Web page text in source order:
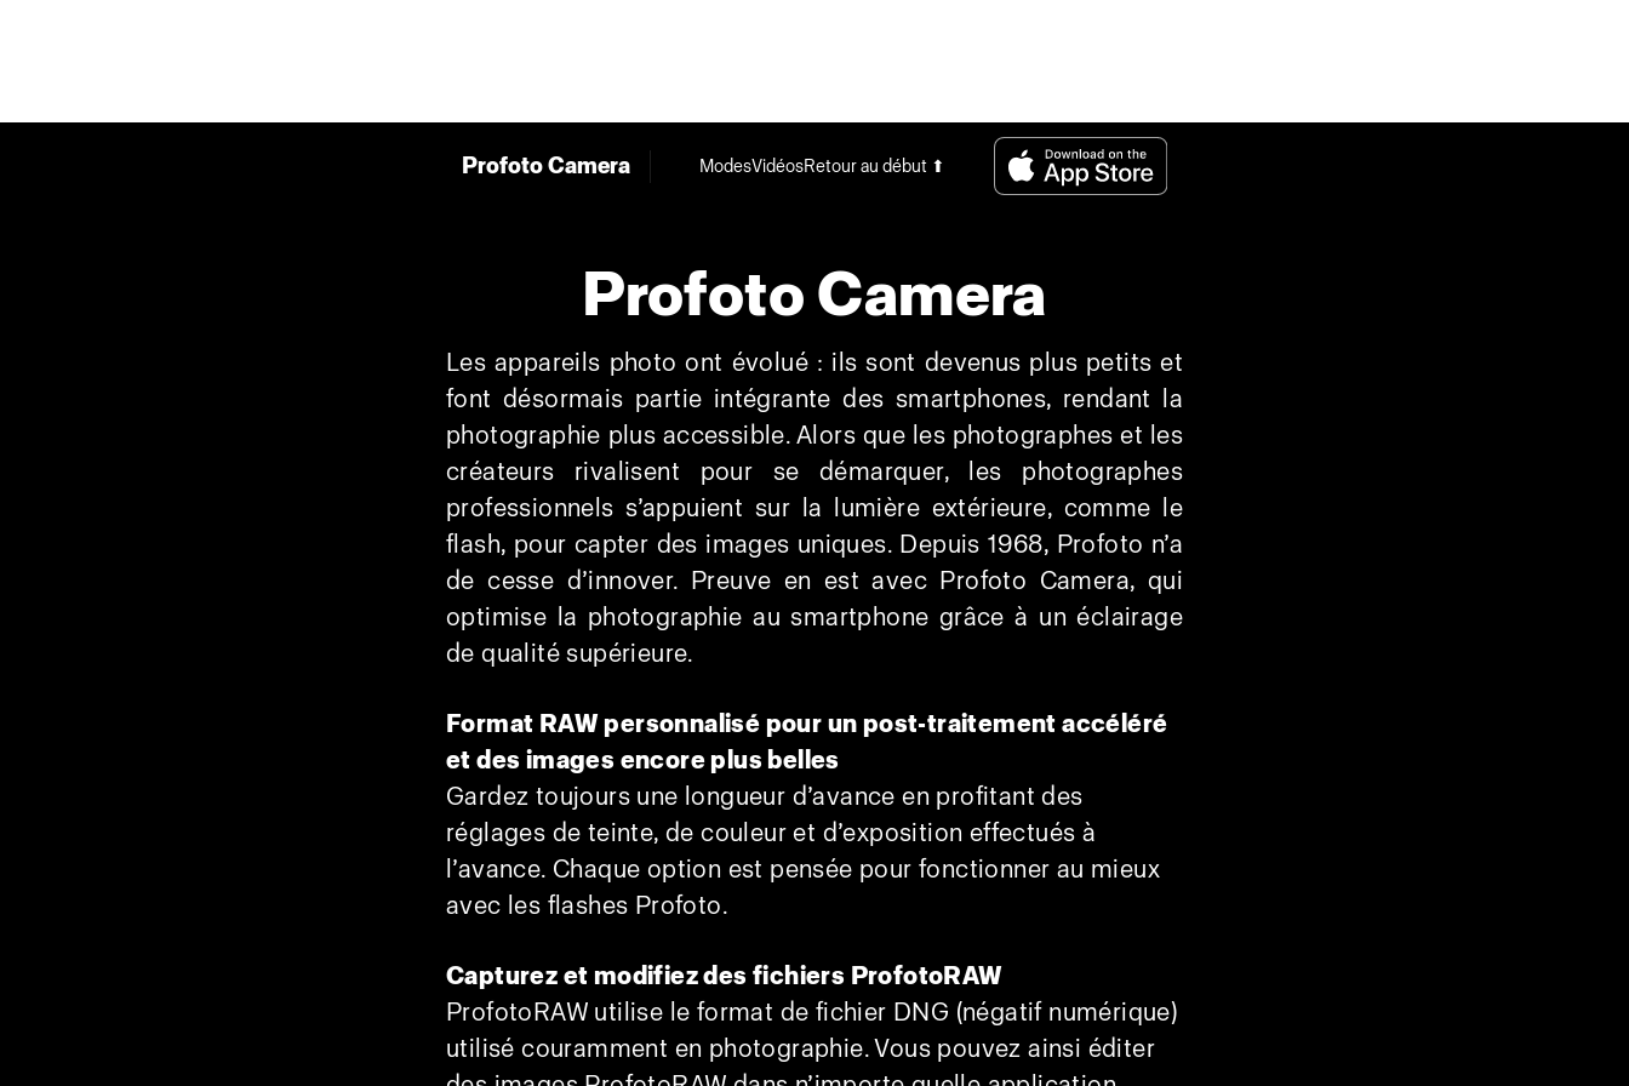
Profoto Camera ModesVidéosRetour au début ⬆
Profoto Camera
Les appareils photo ont évolué : ils sont devenus plus petits et
font désormais partie intégrante des smartphones, rendant la
photographie plus accessible. Alors que les photographes et les
créateurs rivalisent pour se démarquer, les photographes
professionnels s’appuient sur la lumière extérieure, comme le
flash, pour capter des images uniques. Depuis 1968, Profoto n’a
de cesse d’innover. Preuve en est avec Profoto Camera, qui
optimise la photographie au smartphone grâce à un éclairage
de qualité supérieure.
Format RAW personnalisé pour un post-traitement accéléré
et des images encore plus belles
Gardez toujours une longueur d’avance en profitant des
réglages de teinte, de couleur et d’exposition effectués à
l’avance. Chaque option est pensée pour fonctionner au mieux
avec les flashes Profoto.
Capturez et modifiez des fichiers ProfotoRAW
ProfotoRAW utilise le format de fichier DNG (négatif numérique)
utilisé couramment en photographie. Vous pouvez ainsi éditer